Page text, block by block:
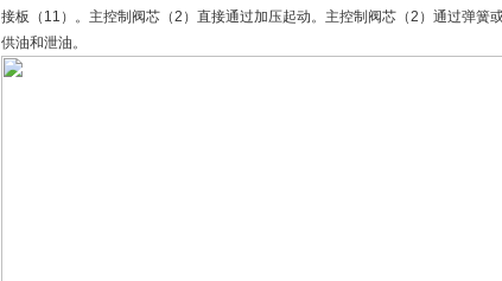
接板（11）。主控制阀芯（2）直接通过加压起动。主控制阀芯（2）通过弹簧
供油和泄油。